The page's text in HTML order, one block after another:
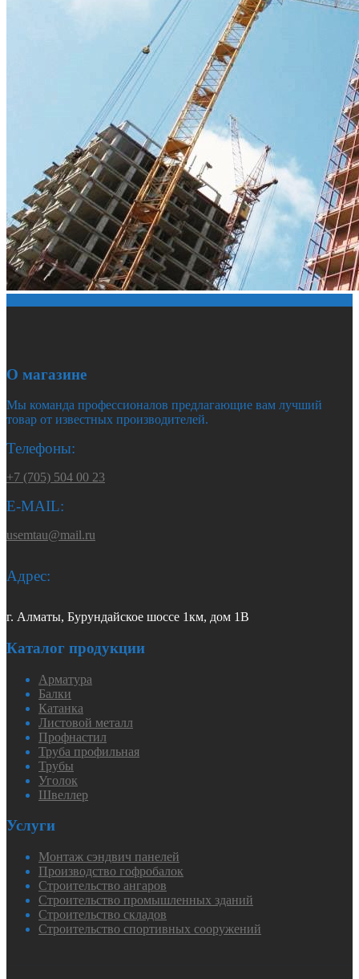
О магазине
Мы команда профессионалов предлагающие вам лучший
товар от известных производителей.
Телефоны:
+7 (705) 504 00 23
E-MAIL:
usemtau@mail.ru
Адрес:
г. Алматы, Бурундайское шоссе 1км, дом 1В
Каталог продукции
Арматура
Балки
Катанка
Листовой металл
Профнастил
Труба профильная
Трубы
Уголок
Швеллер
Услуги
Монтаж сэндвич панелей
Производство гофробалок
Строительство ангаров
Строительство промышленных зданий
Строительство складов
Строительство спортивных сооружений